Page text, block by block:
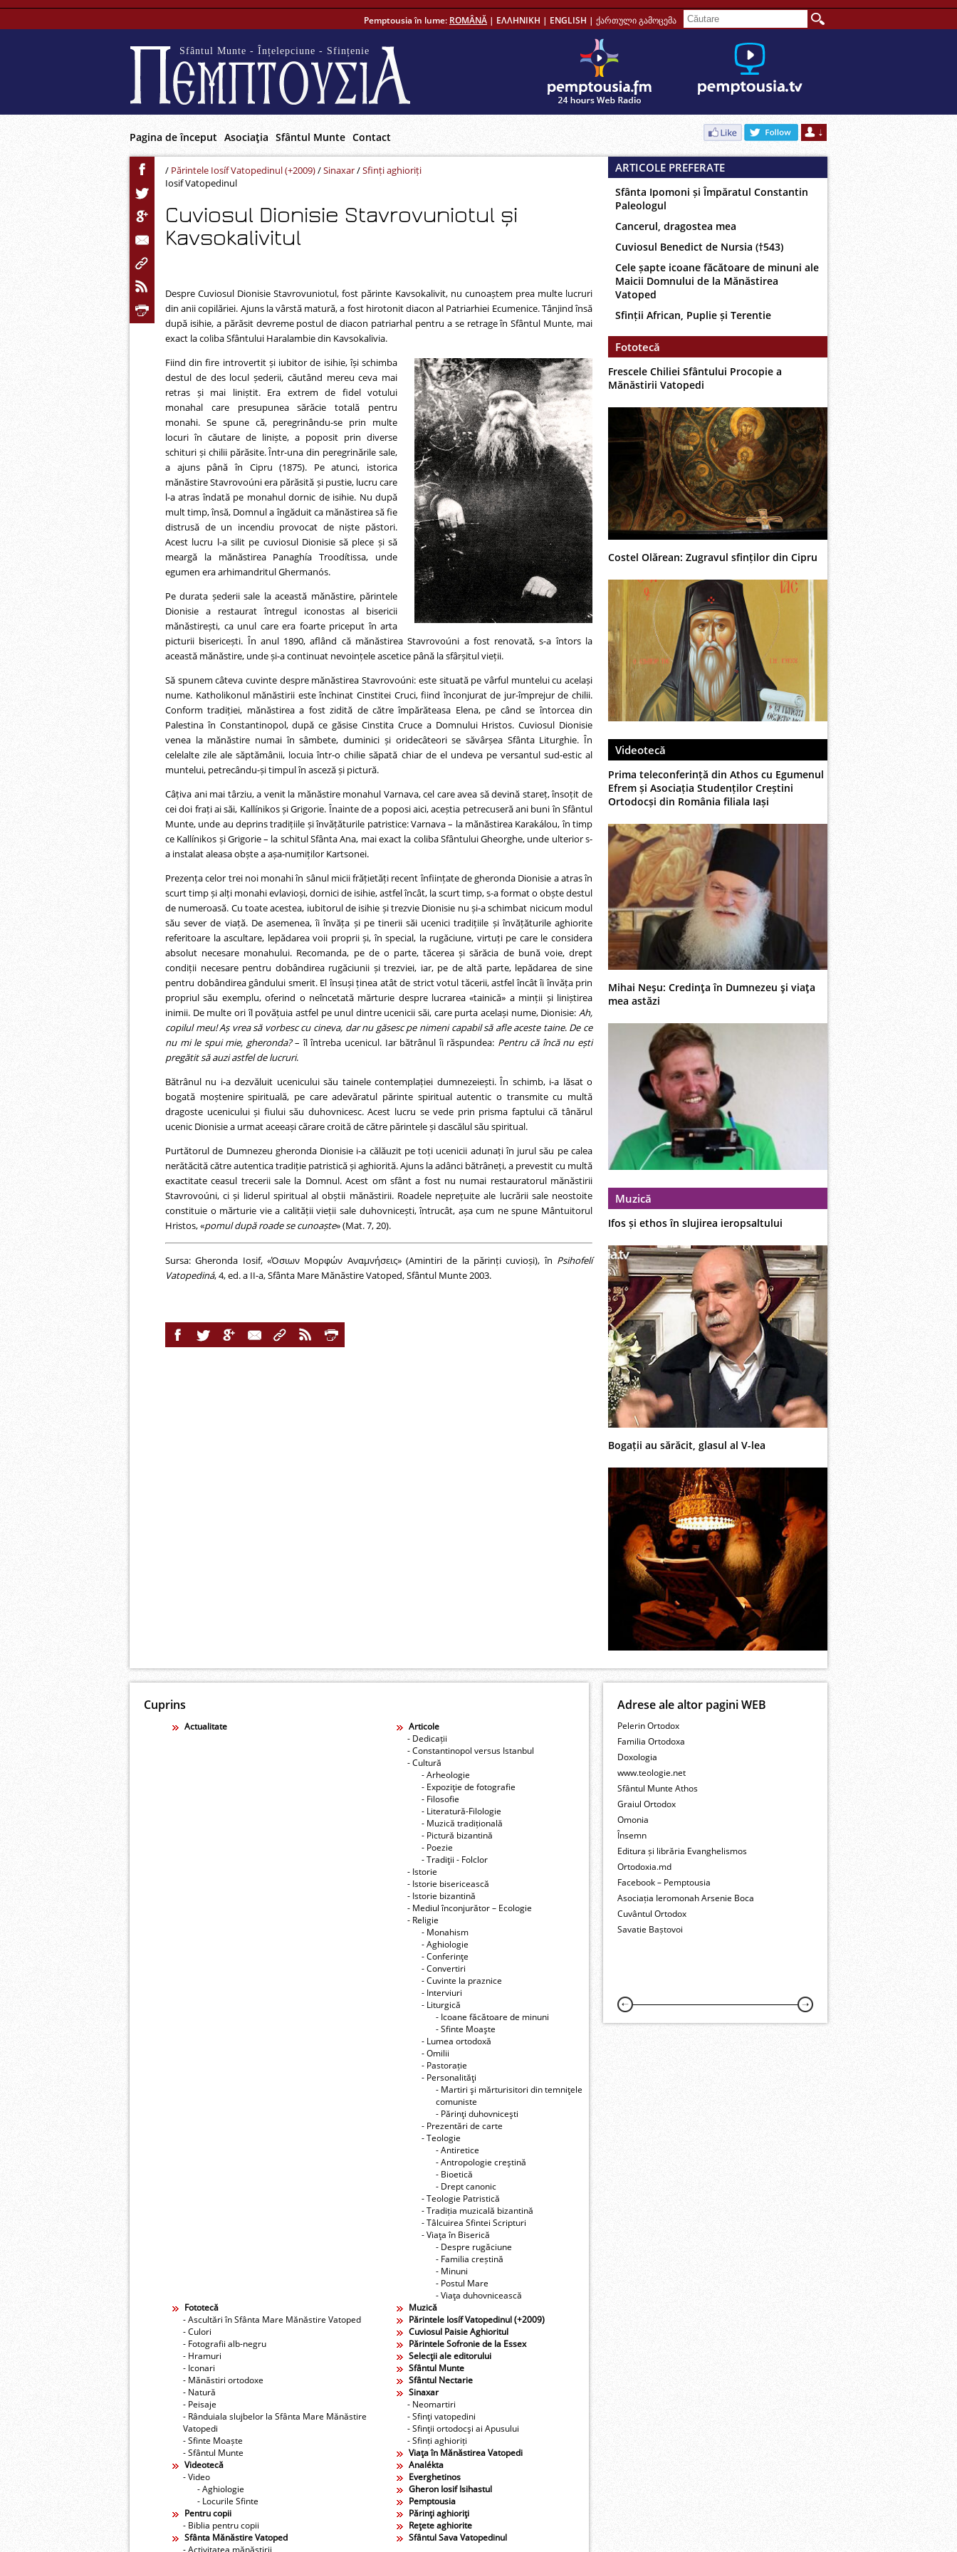
Pemptousia în lume: ROMÂNĂ | ΕΛΛΗΝΙΚΗ | ENGLISH | ქართული გამოცემა
Sfântul Munte - Înțelepciune - Sfințenie
Pagina de început Asociaţia Sfântul Munte Contact
/ Părintele Iosíf Vatopedinul (+2009)/Sinaxar/Sfinți aghioriți
Iosif Vatopedinul
Cuviosul Dionisie Stavrovuniotul și
Kavsokalivitul
Despre Cuviosul Dionisie Stavrovuniotul, fost părinte Kavsokalivit, nu cunoaștem prea multe lucruri
din anii copilăriei. Ajuns la vârstă matură, a fost hirotonit diacon al Patriarhiei Ecumenice. Tânjind însă
după isihie, a părăsit devreme postul de diacon patriarhal pentru a se retrage în Sfântul Munte, mai
exact la coliba Sfântului Haralambie din Kavsokalivia.
Fiind din fire introvertit și iubitor de isihie, își schimba
destul de des locul șederii, căutând mereu ceva mai
retras și mai liniștit. Era extrem de fidel votului
monahal care presupunea sărăcie totală pentru
monahi. Se spune că, peregrinându-se prin multe
locuri în căutare de liniște, a poposit prin diverse
schituri și chilii părăsite. Într-una din peregrinările sale,
a ajuns până în Cipru (1875). Pe atunci, istorica
mănăstire Stavrovoúni era părăsită și pustie, lucru care
l-a atras îndată pe monahul dornic de isihie. Nu după
mult timp, însă, Domnul a îngăduit ca mănăstirea să fie
distrusă de un incendiu provocat de niște păstori.
Acest lucru l-a silit pe cuviosul Dionisie să plece și să
meargă la mănăstirea Panaghía Troodítissa, unde
egumen era arhimandritul Ghermanós.
Pe durata șederii sale la această mănăstire, părintele
Dionisie a restaurat întregul iconostas al bisericii
mănăstirești, ca unul care era foarte priceput în arta
picturii bisericești. În anul 1890, aflând că mănăstirea Stavrovoúni a fost renovată, s-a întors la
această mănăstire, unde și-a continuat nevoințele ascetice până la sfârșitul vieții.
Să spunem câteva cuvinte despre mănăstirea Stavrovoúni: este situată pe vârful muntelui cu același
nume. Katholikonul mănăstirii este închinat Cinstitei Cruci, fiind înconjurat de jur-împrejur de chilii.
Conform tradiției, mănăstirea a fost zidită de către împărăteasa Elena, pe când se întorcea din
Palestina în Constantinopol, după ce găsise Cinstita Cruce a Domnului Hristos. Cuviosul Dionisie
venea la mănăstire numai în sâmbete, duminici și oridecâteori se săvârșea Sfânta Liturghie. În
celelalte zile ale săptămânii, locuia într-o chilie săpată chiar de el undeva pe versantul sud-estic al
muntelui, petrecându-și timpul în asceză și pictură.
Câțiva ani mai târziu, a venit la mănăstire monahul Varnava, cel care avea să devină stareț, însoțit de
cei doi frați ai săi, Kallínikos și Grigorie. Înainte de a poposi aici, aceștia petrecuseră ani buni în Sfântul
Munte, unde au deprins tradițiile și învățăturile patristice: Varnava – la mănăstirea Karakálou, în timp
ce Kallínikos și Grigorie – la schitul Sfânta Ana, mai exact la coliba Sfântului Gheorghe, unde ulterior s-
a instalat aleasa obște a așa-numiților Kartsonei.
Prezența celor trei noi monahi în sânul micii frățietăți recent înființate de gheronda Dionisie a atras în
scurt timp și alți monahi evlavioși, dornici de isihie, astfel încât, la scurt timp, s-a format o obște destul
de numeroasă. Cu toate acestea, iubitorul de isihie și trezvie Dionisie nu și-a schimbat nicicum modul
său sever de viață. De asemenea, îi învăța și pe tinerii săi ucenici tradițiile și învățăturile aghiorite
referitoare la ascultare, lepădarea voii proprii și, în special, la rugăciune, virtuți pe care le considera
absolut necesare monahului. Recomanda, pe de o parte, tăcerea și sărăcia de bună voie, drept
condiții necesare pentru dobândirea rugăciunii și trezviei, iar, pe de altă parte, lepădarea de sine
pentru dobândirea gândului smerit. El însuși ținea atât de strict votul tăcerii, astfel încât îi învăța prin
propriul său exemplu, oferind o neîncetată mărturie despre lucrarea «tainică» a minții și liniștirea
inimii. De multe ori îl povățuia astfel pe unul dintre ucenicii săi, care purta același nume, Dionisie: Ah,
copilul meu! Aș vrea să vorbesc cu cineva, dar nu găsesc pe nimeni capabil să afle aceste taine. De ce
nu mi le spui mie, gheronda?– îl întreba ucenicul. Iar bătrânul îi răspundea: Pentru că încă nu ești
pregătit să auzi astfel de lucruri.
Bătrânul nu i-a dezvăluit ucenicului său tainele contemplației dumnezeiești. În schimb, i-a lăsat o
bogată moștenire spirituală, pe care adevăratul părinte spiritual autentic o transmite cu multă
dragoste ucenicului și fiului său duhovnicesc. Acest lucru se vede prin prisma faptului că tânărul
ucenic Dionisie a urmat aceeași cărare croită de către părintele și dascălul său spiritual.
Purtătorul de Dumnezeu gheronda Dionisie i-a călăuzit pe toți ucenicii adunați în jurul său pe calea
nerătăcită către autentica tradiție patristică și aghiorită. Ajuns la adânci bătrâneți, a prevestit cu multă
exactitate ceasul trecerii sale la Domnul. Acest om sfânt a fost nu numai restauratorul mănăstirii
Stavrovoúni, ci și liderul spiritual al obștii mănăstirii. Roadele neprețuite ale lucrării sale neostoite
constituie o mărturie vie a calității vieții sale duhovnicești, întrucât, așa cum ne spune Mântuitorul
Hristos, «pomul după roade se cunoaște» (Mat. 7, 20).
Sursa: Gheronda Iosif, «Όσιων Μορφών Αναμνήσεις» (Amintiri de la părinți cuvioși), în Psihofelí
Vatopediná, 4, ed. a II-a, Sfânta Mare Mănăstire Vatoped, Sfântul Munte 2003.
ARTICOLE PREFERATE
Sfânta Ipomoni și Împăratul Constantin
Paleologul
Cancerul, dragostea mea
Cuviosul Benedict de Nursia (†543)
Cele șapte icoane făcătoare de minuni ale
Maicii Domnului de la Mănăstirea
Vatoped
Sfinții African, Puplie și Terentie
Fototecă
Frescele Chiliei Sfântului Procopie a
Mănăstirii Vatopedi
Costel Olărean: Zugravul sfinților din Cipru
Videotecă
Prima teleconferință din Athos cu Egumenul
Efrem și Asociația Studenților Creștini
Ortodocși din România filiala Iași
Mihai Neşu: Credinţa în Dumnezeu şi viaţa
mea astăzi
Muzică
Ifos și ethos în slujirea ieropsaltului
Bogații au sărăcit, glasul al V-lea
Cuprins
Actualitate
Articole
- Dedicații
- Constantinopol versus Istanbul
- Cultură
- Arheologie
- Expoziţie de fotografie
- Filosofie
- Literatură-Filologie
- Muzică tradițională
- Pictură bizantină
- Poezie
- Tradiţii - Folclor
- Istorie
- Istorie bisericească
- Istorie bizantină
- Mediul înconjurător – Ecologie
- Religie
- Monahism
- Aghiologie
- Conferinţe
- Convertiri
- Cuvinte la praznice
- Interviuri
- Liturgică
- Icoane făcătoare de minuni
- Sfinte Moaşte
- Lumea ortodoxă
- Omilii
- Pastorație
- Personalităţi
- Martiri şi mărturisitori din temniţele
comuniste
- Părinţi duhovniceşti
- Prezentări de carte
- Teologie
- Antiretice
- Antropologie creştină
- Bioetică
- Drept canonic
- Teologie Patristică
- Tradiția muzicală bizantină
- Tâlcuirea Sfintei Scripturi
- Viaţa în Biserică
- Despre rugăciune
- Familia creștină
- Minuni
- Postul Mare
- Viaţa duhovnicească
Fototecă
- Ascultări în Sfânta Mare Mănăstire Vatoped
- Culori
- Fotografii alb-negru
- Hramuri
- Iconari
- Mănăstiri ortodoxe
- Natură
- Peisaje
- Rânduiala slujbelor la Sfânta Mare Mănăstire
Vatopedi
- Sfinte Moaște
- Sfântul Munte
Muzică
Părintele Iosíf Vatopedinul (+2009)
Cuviosul Paisie Aghioritul
Părintele Sofronie de la Essex
Selecţii ale editorului
Sfântul Munte
Sfântul Nectarie
Sinaxar
- Neomartiri
- Sfinţi vatopedini
- Sfinţii ortodocşi ai Apusului
- Sfinți aghioriți
Viaţa în Mănăstirea Vatopedi
Videotecă
- Video
- Aghiologie
- Locurile Sfinte
Analékta
Everghetinos
Gheron Iosif Isihastul
Pemptousia
Pentru copii
- Biblia pentru copii
Părinţi aghioriţi
Reţete aghiorite
Sfânta Mănăstire Vatoped
- Activitatea mănăstirii
Sfântul Sava Vatopedinul
Adrese ale altor pagini WEB
Pelerin Ortodox
Familia Ortodoxa
Doxologia
www.teologie.net
Sfântul Munte Athos
Graiul Ortodox
Omonia
Însemn
Editura și librăria Evanghelismos
Ortodoxia.md
Facebook – Pemptousia
Asociația Ieromonah Arsenie Boca
Cuvântul Ortodox
Savatie Baștovoi